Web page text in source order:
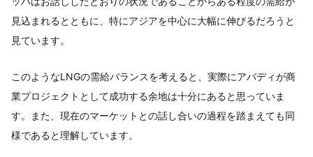
見込まれるとともに、特にアジアを中心に大幅に伸びるだろうと
見ています。
このようなLNGの需給バランスを考えると、実際にアバディが商
業プロジェクトとして成功する余地は十分にあると思っていま
す。また、現在のマーケットとの話し合いの過程を踏まえても同
様であると理解しています。